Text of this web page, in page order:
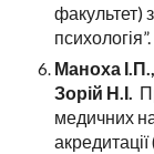
факультет)
Маноха
Зорій Н.І.
медичних